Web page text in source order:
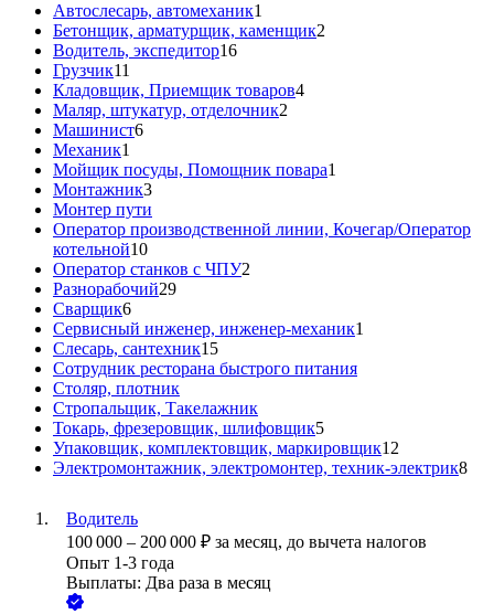
Автослесарь, автомеханик1
Бетонщик, арматурщик, каменщик2
Водитель, экспедитор16
Грузчик11
Кладовщик, Приемщик товаров4
Маляр, штукатур, отделочник2
Машинист6
Механик1
Мойщик посуды, Помощник повара1
Монтажник3
Монтер пути
Оператор производственной линии, Кочегар/Оператор
котельной10
Оператор станков с ЧПУ2
Разнорабочий29
Сварщик6
Сервисный инженер, инженер-механик1
Слесарь, сантехник15
Сотрудник ресторана быстрого питания
Столяр, плотник
Стропальщик, Такелажник
Токарь, фрезеровщик, шлифовщик5
Упаковщик, комплектовщик, маркировщик12
Электромонтажник, электромонтер, техник-электрик8
Водитель
100 000 – 200 000 ₽ за месяц, до вычета налогов
Опыт 1-3 года
Выплаты: Два раза в месяц